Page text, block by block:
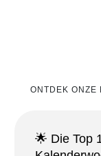
ONTDEK ONZE
🌟 Die Top